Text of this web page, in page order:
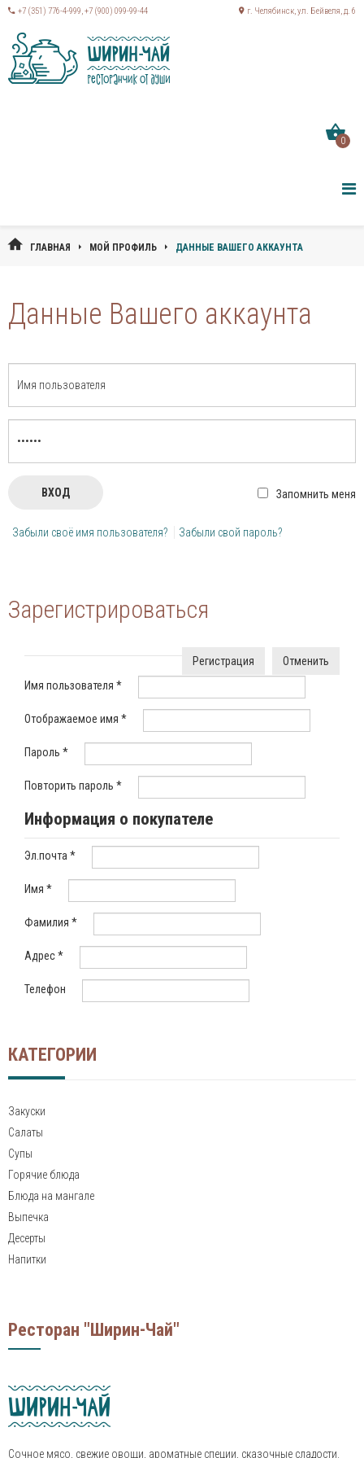
+7 (351) 776-4-999,+7 (900) 099-99-44 г. Челябинск, ул. Бейвеля, д. 6
0
ГЛАВНАЯ МОЙ ПРОФИЛЬ ДАННЫЕ ВАШЕГО АККАУНТА
Данные Вашего аккаунта
Запомнить меня
Забыли своё имя пользователя? Забыли свой пароль?
Зарегистрироваться
Регистрация
Отменить
Имя пользователя *
Отображаемое имя *
Пароль *
Повторить пароль *
Информация о покупателе
Эл.почта *
Имя *
Фамилия *
Адрес*
Телефон
КАТЕГОРИИ
Закуски
Салаты
Супы
Горячие блюда
Блюда на мангале
Выпечка
Десерты
Напитки
Ресторан "Ширин-Чай"
Сочное мясо, свежие овощи, ароматные специи, сказочные сладости.